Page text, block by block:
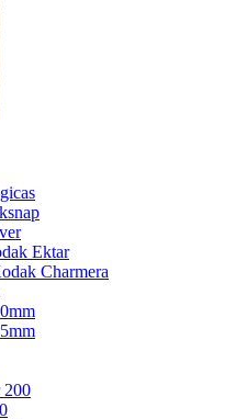
Ektar
Charmera